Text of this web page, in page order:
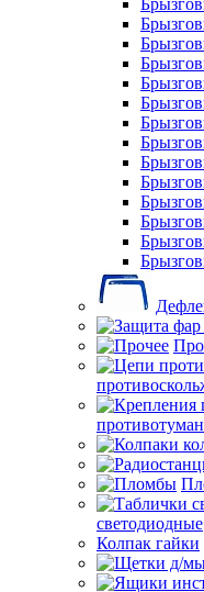
светодиодные
Колпак гайки